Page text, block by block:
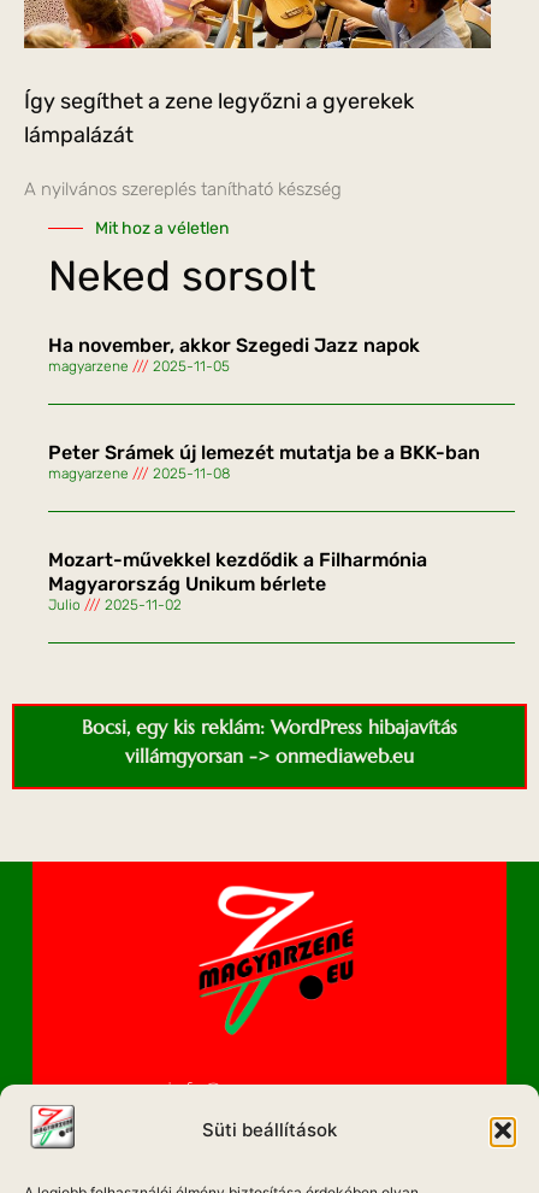
Süti beállítások
Így segíthet a zene legyőzni a gyerekek
lámpalázát
A nyilvános szereplés tanítható készség
Mit hoz a véletlen
Neked sorsolt
Ha november, akkor Szegedi Jazz napok
magyarzene 2025-11-05
Peter Srámek új lemezét mutatja be a BKK-ban
magyarzene 2025-11-08
Mozart-művekkel kezdődik a Filharmónia
Magyarország Unikum bérlete
Julio 2025-11-02
Bocsi, egy kis reklám: WordPress hibajavítás
villámgyorsan -> onmediaweb.eu
info@magyarzene.eu